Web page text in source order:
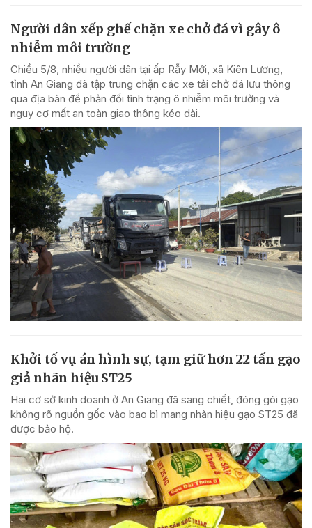
Người dân xếp ghế chặn xe chở đá vì gây ô
nhiễm môi trường
Chiều 5/8, nhiều người dân tại ấp Rẫy Mới, xã Kiên Lương,
tỉnh An Giang đã tập trung chặn các xe tải chở đá lưu thông
qua địa bàn để phản đối tình trạng ô nhiễm môi trường và
nguy cơ mất an toàn giao thông kéo dài.
Khởi tố vụ án hình sự, tạm giữ hơn 22 tấn gạo
giả nhãn hiệu ST25
Hai cơ sở kinh doanh ở An Giang đã sang chiết, đóng gói gạo
không rõ nguồn gốc vào bao bì mang nhãn hiệu gạo ST25 đã
được bảo hộ.